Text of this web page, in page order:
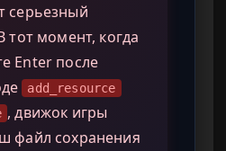
серьезный
тот момент, когда
Enter после
add_resource
, движок игры
файл сохранения